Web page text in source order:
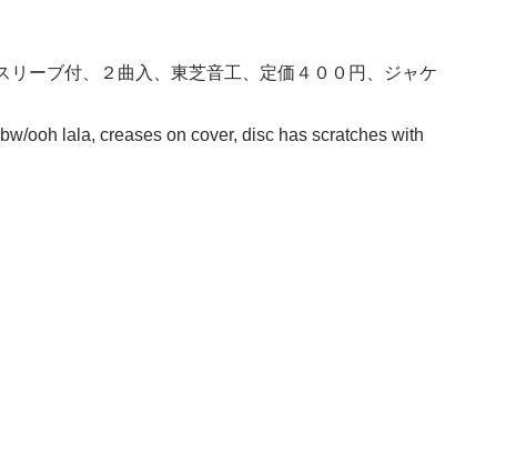
リーブ付、２曲入、東芝音工、定価４００円、ジャケ
ooh lala, creases on cover, disc has scratches with